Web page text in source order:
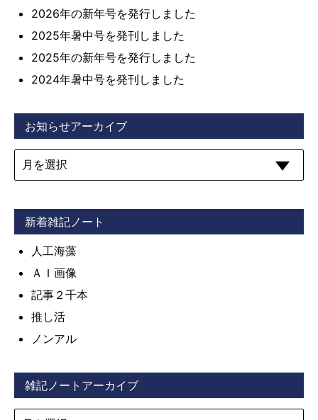
2026年の新年号を発行しました
2025年暑中号を発刊しました
2025年の新年号を発行しました
2024年暑中号を発刊しました
お知らせアーカイブ
新着雑記ノート
人工海藻
ＡＩ画像
記事２千本
推し活
ノンアル
雑記ノートアーカイブ